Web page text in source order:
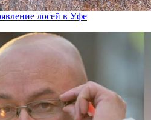
лосей в Уфе